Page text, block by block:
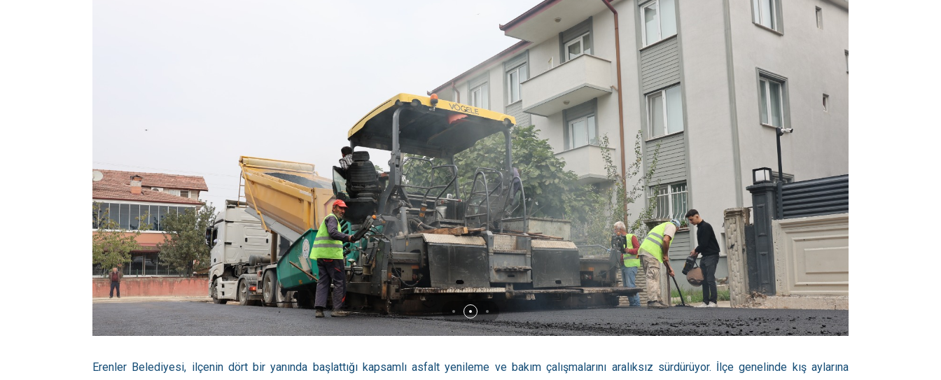
Erenler Belediyesi, ilçenin dört bir yanında başlattığı kapsamlı asfalt yenileme ve bakım çalışmalarını aralıksız sürdürüyor. İlçe genelinde kış aylarına